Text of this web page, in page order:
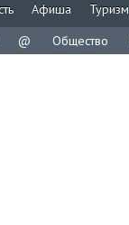
Афиша Туризм
@ Общество